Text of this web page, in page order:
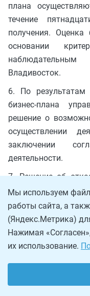
плана
течение
получения. Оценка
основании
Владивосток.
6. По результатам
бизнес-плана
решение о
осуществлении
заключении
деятельности.
7. Решение об
осуществлении
следующих случаев:
1)
частью 1 и
статьи, или
установленным
2) указанный в
Мы используем
работы сайта, а
(Яндекс.Метрика)
Нажимая
их использование.